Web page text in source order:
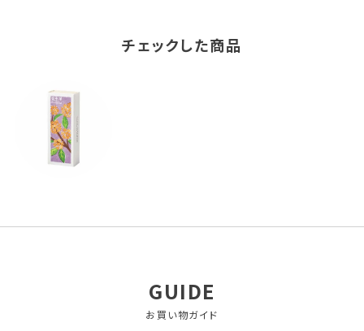
チェックした商品
GUIDE
お買い物ガイド